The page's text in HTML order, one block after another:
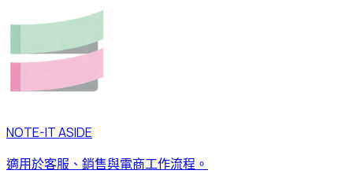
NOTE-IT ASIDE
適用於客服、銷售與電商工作流程。